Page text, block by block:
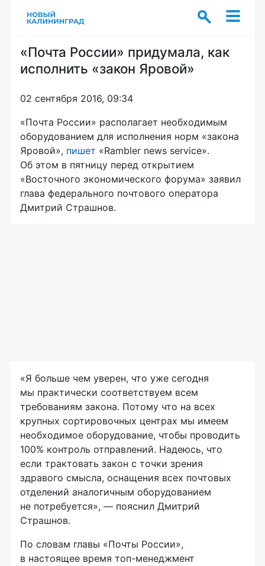
«Почта России» придумала, как
исполнить «закон Яровой»
02 сентября 2016, 09:34
«Почта России» располагает необходимым
оборудованием для исполнения норм «закона
Яровой», пишет «Rambler news service».
Об этом в пятницу перед открытием
«Восточного экономического форума» заявил
глава федерального почтового оператора
Дмитрий Страшнов.
«Я больше чем уверен, что уже сегодня
мы практически соответствуем всем
требованиям закона. Потому что на всех
крупных сортировочных центрах мы имеем
необходимое оборудование, чтобы проводить
100% контроль отправлений. Надеюсь, что
если трактовать закон с точки зрения
здравого смысла, оснащения всех почтовых
отделений аналогичным оборудованием
не потребуется», — пояснил Дмитрий
Страшнов.
По словам главы «Почты России»,
в настоящее время топ-менеджмент